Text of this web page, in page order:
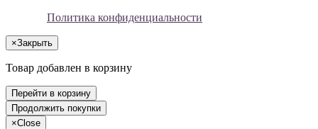
Политика конфиденциальности
×Закрыть
Товар добавлен в корзину
Перейти в корзину
Продолжить покупки
×Close